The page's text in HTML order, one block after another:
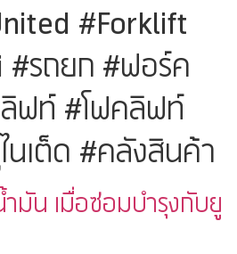
#Forklift
#รถยก #ฟอร์ค
ฟท์ #โฟคลิฟท์
นเต็ด #คลังสินค้า
มัน เมื่อซ่อมบำรุงกับยู